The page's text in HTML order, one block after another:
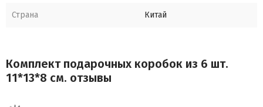
Страна Китай
Комплект подарочных коробок из 6 шт.
11*13*8 см. отзывы